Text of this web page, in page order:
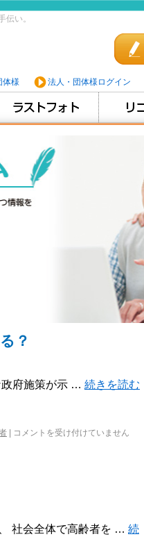
い。
体様 法人・団体様ログイン
？
政府施策が示 … 続きを読む
コメントを受け付けていません
社会全体で高齢者を … 続